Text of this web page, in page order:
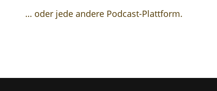
… oder jede andere Podcast-Plattform.